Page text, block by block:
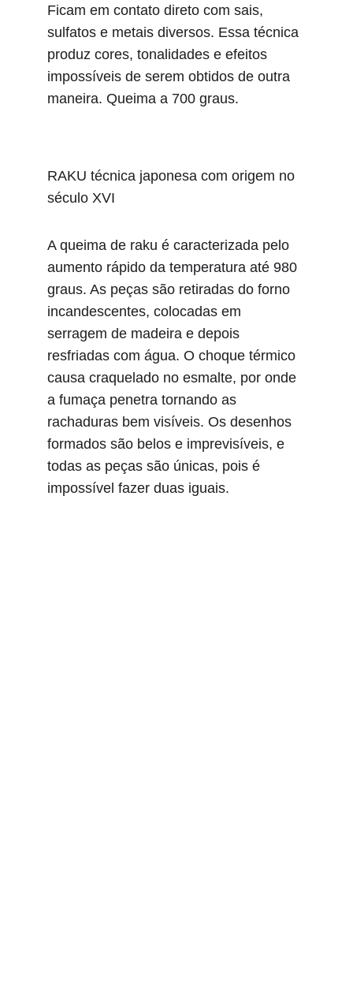
Ficam em contato direto com sais,
sulfatos e metais diversos. Essa técnica
produz cores, tonalidades e efeitos
impossíveis de serem obtidos de outra
maneira. Queima a 700 graus.
RAKU técnica japonesa com origem no
século XVI
A queima de raku é caracterizada pelo
aumento rápido da temperatura até 980
graus. As peças são retiradas do forno
incandescentes, colocadas em
serragem de madeira e depois
resfriadas com água. O choque térmico
causa craquelado no esmalte, por onde
a fumaça penetra tornando as
rachaduras bem visíveis. Os desenhos
formados são belos e imprevisíveis, e
todas as peças são únicas, pois é
impossível fazer duas iguais.